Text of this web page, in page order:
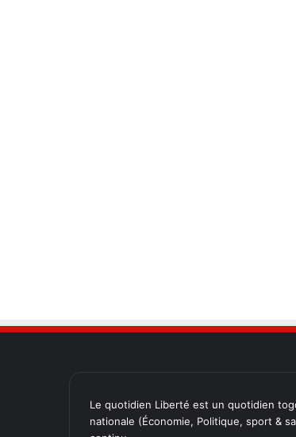
Le quotidien Liberté est un quotidien
nationale (Économie, Politique, sport &